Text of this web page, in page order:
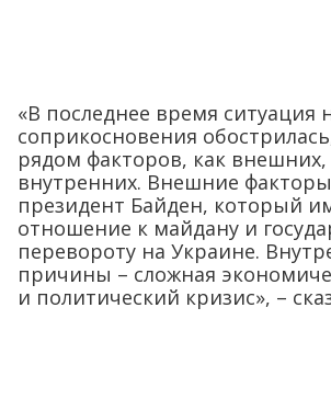
«В последнее время ситуация
соприкосновения
рядом факторов, как внешних,
внутренних. Внешние
президент Байден, который
отношение к майдану и
перевороту на Украине.
причины – сложная
и политический кризис», –